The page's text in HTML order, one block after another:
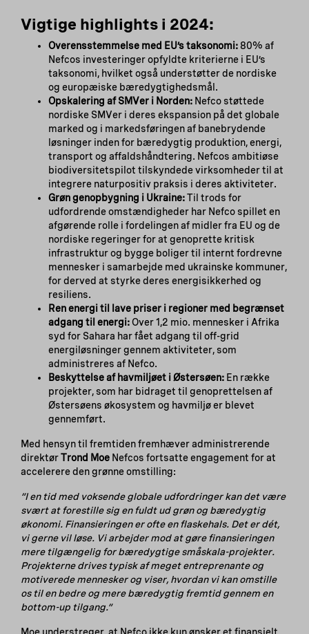
Vigtige highlights i 2024:
Overensstemmelse med EU’s taksonomi: 80% af
Nefcos investeringer opfyldte kriterierne i EU’s
taksonomi, hvilket også understøtter de nordiske
og europæiske bæredygtighedsmål.
Opskalering af SMVer i Norden: Nefco støttede
nordiske SMVer i deres ekspansion på det globale
marked og i markedsføringen af banebrydende
løsninger inden for bæredygtig produktion, energi,
transport og affaldshåndtering. Nefcos ambitiøse
biodiversitetspilot tilskyndede virksomheder til at
integrere naturpositiv praksis i deres aktiviteter.
Grøn genopbygning i Ukraine:Til trods for
udfordrende omstændigheder har Nefco spillet en
afgørende rolle i fordelingen af midler fra EU og de
nordiske regeringer for at genoprette kritisk
infrastruktur og bygge boliger til internt fordrevne
mennesker i samarbejde med ukrainske kommuner,
for derved at styrke deres energisikkerhed og
resiliens.
Ren energi til lave priser i regioner med begrænset
adgang til energi:Over 1,2 mio. mennesker i Afrika
syd for Sahara har fået adgang til off-grid
energiløsninger gennem aktiviteter, som
administreres af Nefco.
Beskyttelse af havmiljøet i Østersøen: En række
projekter, som har bidraget til genoprettelsen af
Østersøens økosystem og havmiljø er blevet
gennemført.
Med hensyn til fremtiden fremhæver administrerende
direktørTrond Moe Nefcos fortsatte engagement for at
accelerere den grønne omstilling:
“I en tid med voksende globale udfordringer kan det være
svært at forestille sig en fuldt ud grøn og bæredygtig
økonomi. Finansieringen er ofte en flaskehals. Det er dét,
vi gerne vil løse. Vi arbejder mod at gøre finansieringen
mere tilgængelig for bæredygtige småskala-projekter.
Projekterne drives typisk af meget entreprenante og
motiverede mennesker og viser, hvordan vi kan omstille
os til en bedre og mere bæredygtig fremtid gennem en
bottom-up tilgang.”